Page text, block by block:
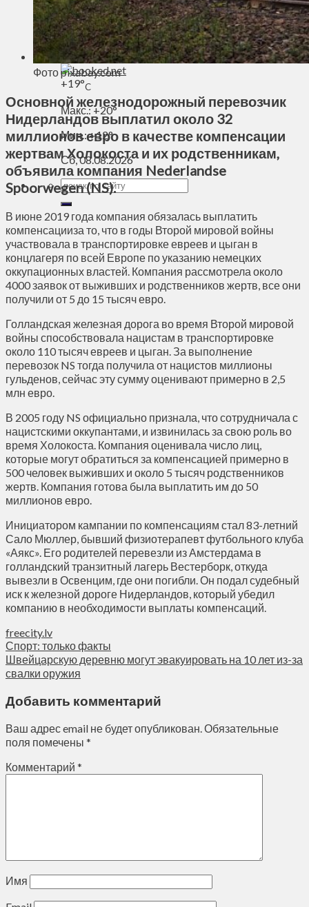
Спорт
Технологии
Энергетика
Вильнюс
+19°C
Макс.:+20°
Мин.:+12°
Сб, 08.08.2026
Фото pixabay.com
Основной железнодорожный перевозчик
Нидерландов выплатил около 32
миллионов евро в качестве компенсации
жертвам Холокоста и их родственникам,
объявила компания Nederlandse
Spoorwegen (NS).
В июне 2019 года компания обязалась выплатить
компенсацииза то, что в годы Второй мировой войны
участвовала в транспортировке евреев и цыган в
концлагеря по всей Европе по указанию немецких
оккупационных властей. Компания рассмотрела около
4000 заявок от выживших и родственников жертв, все они
получили от 5 до 15 тысяч евро.
Голландская железная дорога во время Второй мировой
войны способствовала нацистам в транспортировке
около 110 тысяч евреев и цыган. За выполнение
перевозок NS тогда получила от нацистов миллионы
гульденов, сейчас эту сумму оценивают примерно в 2,5
млн евро.
В 2005 году NS официально признала, что сотрудничала с
нацистскими оккупантами, и извинилась за свою роль во
время Холокоста. Компания оценивала число лиц,
которые могут обратиться за компенсацией примерно в
500 человек выживших и около 5 тысяч родственников
жертв. Компания готова была выплатить им до 50
миллионов евро.
Инициатором кампании по компенсациям стал 83-летний
Сало Мюллер, бывший физиотерапевт футбольного клуба
«Аякс». Его родителей перевезли из Амстердама в
голландский транзитный лагерь Вестерборк, откуда
вывезли в Освенцим, где они погибли. Он подал судебный
иск к железной дороге Нидерландов, который убедил
компанию в необходимости выплаты компенсаций.
freecity.lv
Спорт: только факты
Швейцарскую деревню могут эвакуировать на 10 лет из-за
свалки оружия
Добавить комментарий
Ваш адрес email не будет опубликован.Обязательные
поля помечены *
Комментарий *
Имя